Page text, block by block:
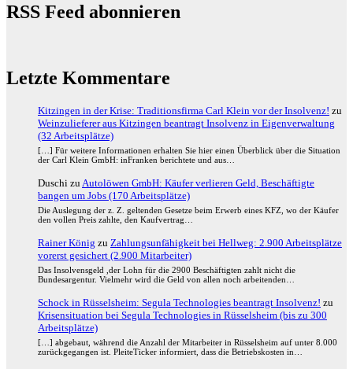
RSS Feed abonnieren
Letzte Kommentare
Kitzingen in der Krise: Traditionsfirma Carl Klein vor der Insolvenz! zu
Weinzulieferer aus Kitzingen beantragt Insolvenz in Eigenverwaltung
(32 Arbeitsplätze)
[…] Für weitere Informationen erhalten Sie hier einen Überblick über die Situation
der Carl Klein GmbH: inFranken berichtete und aus…
Duschi zuAutolöwen GmbH: Käufer verlieren Geld, Beschäftigte
bangen um Jobs (170 Arbeitsplätze)
Die Auslegung der z. Z. geltenden Gesetze beim Erwerb eines KFZ, wo der Käufer
den vollen Preis zahlte, den Kaufvertrag…
Rainer König zu Zahlungsunfähigkeit bei Hellweg: 2.900 Arbeitsplätze
vorerst gesichert (2.900 Mitarbeiter)
Das Insolvensgeld ,der Lohn für die 2900 Beschäftigten zahlt nicht die
Bundesargentur. Vielmehr wird die Geld von allen noch arbeitenden…
Schock in Rüsselsheim: Segula Technologies beantragt Insolvenz! zu
Krisensituation bei Segula Technologies in Rüsselsheim (bis zu 300
Arbeitsplätze)
[…] abgebaut, während die Anzahl der Mitarbeiter in Rüsselsheim auf unter 8.000
zurückgegangen ist. PleiteTicker informiert, dass die Betriebskosten in…